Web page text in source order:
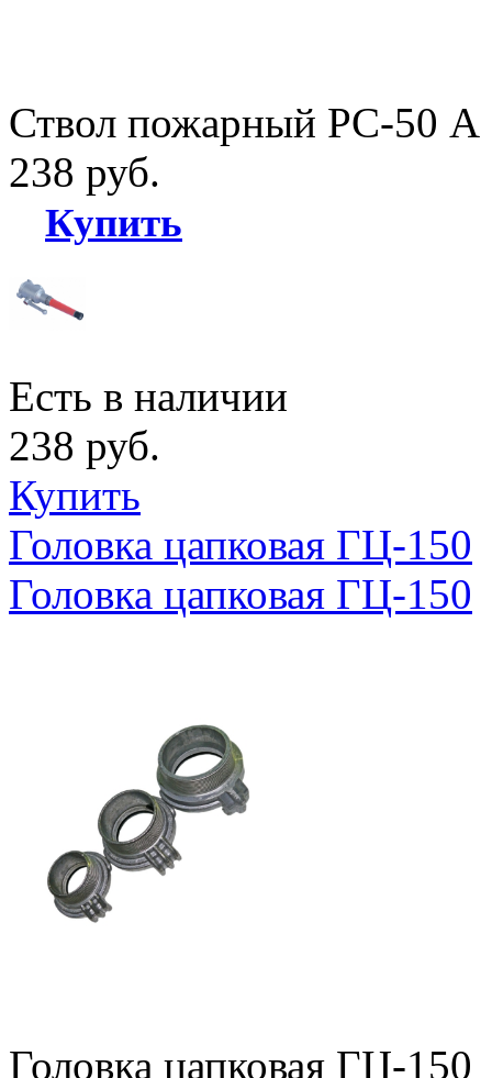
Ствол пожарный РС-50 А
238 руб.
Купить
Есть в наличии
238 руб.
Купить
Головка цапковая ГЦ-150
Головка цапковая ГЦ-150
Головка цапковая ГЦ-150